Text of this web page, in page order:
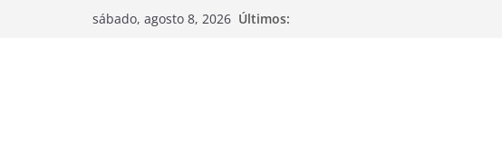
sábado, agosto 8, 2026 Últimos: